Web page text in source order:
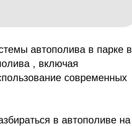
автополива в парке в
, включая
современных
в автополиве на